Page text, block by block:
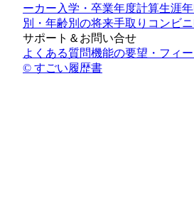
ーカー 入学・卒業年度計算生涯
別・年齢別の将来手取り コンビ
サポート＆お問い合せ
よくある質問機能の要望・フィ
© すごい履歴書